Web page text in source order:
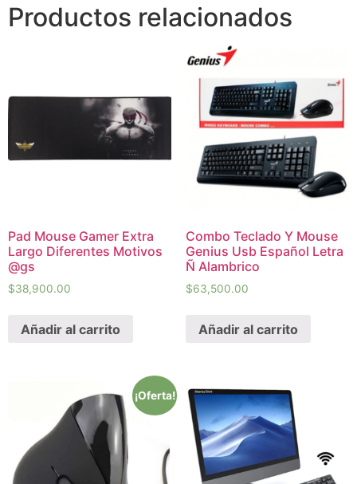
Productos relacionados
Pad Mouse Gamer Extra
Largo Diferentes Motivos
@gs
$38,900.00
Añadir al carrito
Combo Teclado Y Mouse
Genius Usb Español Letra
Ñ Alambrico
$63,500.00
Añadir al carrito
¡Oferta!